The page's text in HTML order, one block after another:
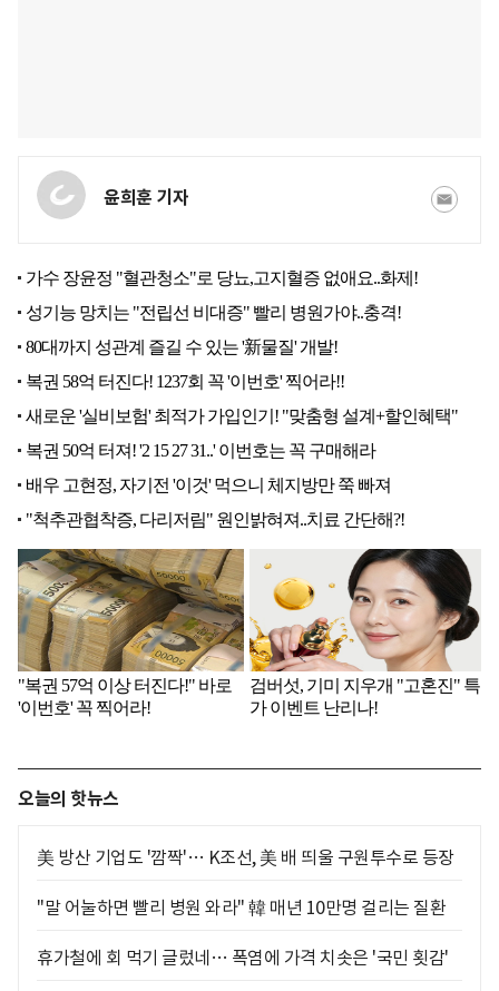
윤희훈 기자
오늘의 핫뉴스
美 방산 기업도 '깜짝'… K조선, 美 배 띄울 구원투수로 등장
"말 어눌하면 빨리 병원 와라" 韓 매년 10만명 걸리는 질환
휴가철에 회 먹기 글렀네… 폭염에 가격 치솟은 '국민 횟감'